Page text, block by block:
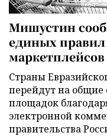
Мишустин
единых
Страны
перейдут на общие
площадок
электронной
правительства